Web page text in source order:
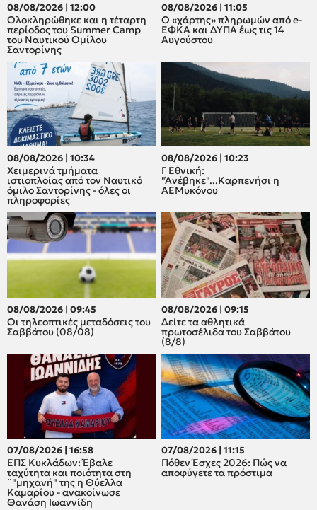
08/08/2026 | 12:00
Oλοκληρώθηκε και η τέταρτη
περίοδος του Summer Camp
του Ναυτικού Ομίλου
Σαντορίνης
08/08/2026 | 11:05
Ο «χάρτης» πληρωμών από e-
ΕΦΚΑ και ΔΥΠΑ έως τις 14
Αυγούστου
08/08/2026 | 10:34
Χειμερινά τμήματα
ιστιοπλοίας από τον Ναυτικό
όμιλο Σαντορίνης - όλες οι
πληροφορίες
08/08/2026 | 10:23
Γ Εθνική:
"Άνέβηκε"...Καρπενήσι η
ΑΕΜυκόνου
08/08/2026 | 09:45
Οι τηλεοπτικές μεταδόσεις του
Σαββάτου (08/08)
08/08/2026 | 09:15
Δείτε τα αθλητικά
πρωτοσέλιδα του Σαββάτου
(8/8)
07/08/2026 | 16:58
ΕΠΣ Κυκλάδων: Έβαλε
ταχύτητα και ποιότητα στη
¨"μηχανή" της η Θύελλα
Καμαρίου - ανακοίνωσε
Θανάση Ιωαννίδη
07/08/2026 | 11:15
Πόθεν Έσχες 2026: Πώς να
αποφύγετε τα πρόστιμα